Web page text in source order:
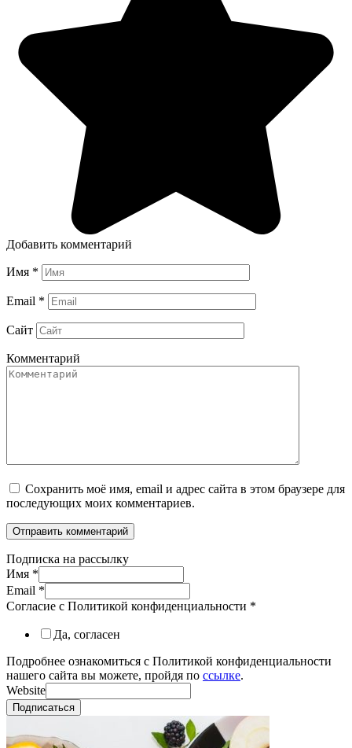
Добавить комментарий
Имя *
Email *
Сайт
Комментарий
Сохранить моё имя, email и адрес сайта в этом браузере для
последующих моих комментариев.
Подписка на рассылку
Имя *
Email *
Согласие с Политикой конфиденциальности *
Да, согласен
Подробнее ознакомиться с Политикой конфиденциальности
нашего сайта вы можете, пройдя по ссылке.
Website
Подписаться